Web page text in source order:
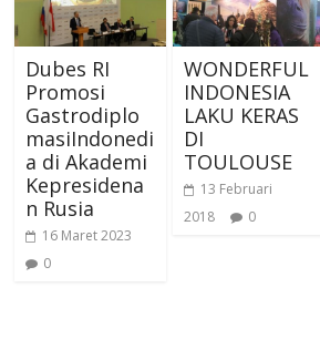
Dubes RI
Promosi
Gastrodiplo
masiIndonedi
a di Akademi
Kepresidena
n Rusia
16 Maret 2023
0
WONDERFUL
INDONESIA
LAKU KERAS
DI
TOULOUSE
13 Februari
2018
0